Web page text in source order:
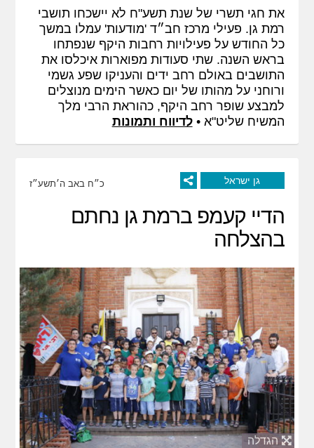
את חגי תשרי של שנת תשע"ח לא יישכחו תושבי
רמת גן. פעילי מרכז חב״ד 'מודעות' עמלו במשך
כל החודש על פעילויות רחבות היקף שנפתחו
בראש השנה. שתי סעודות מפוארות איכלסו את
התושבים באולם רחב ידים והעניקו שפע גשמי
ורוחני על מהותו של יום כאשר הימים מנוצלים
למבצע שופר רחב היקף, כהוראת הרבי מלך
המשיח שליט"א •לדיווח ותמונות
גן ישראל כ״ח באב ה׳תשע״ז
הדיי קעמפ ברמת גן נחתם
בהצלחה
הגדלה